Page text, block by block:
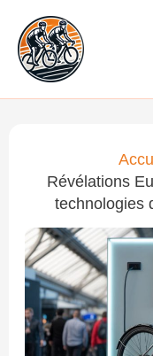
contenu
Révélations
technologies